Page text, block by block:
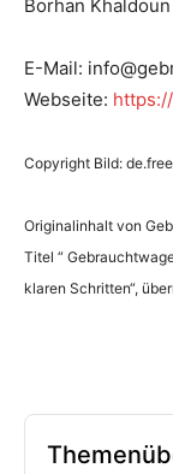
Borhan Khaldoun
E-Mail:
Webseite:
Copyright Bild:
Originalinhalt von
Titel “
klaren Schritten“,